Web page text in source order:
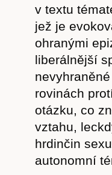
v textu
jež je
ohranými
liberálnější
rovinách
otázku, co
vztahu,
hrdinčin
autonomní